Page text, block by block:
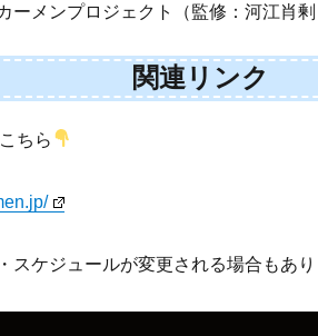
ーメンプロジェクト（監修：河江肖
関連リンク
ちら
スケジュールが変更される場合もあ